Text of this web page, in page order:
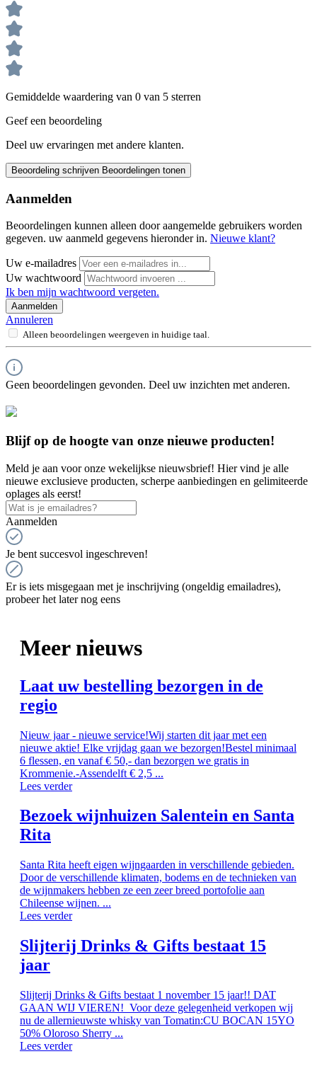
Gemiddelde waardering van 0 van 5 sterren
Geef een beoordeling
Deel uw ervaringen met andere klanten.
Beoordeling schrijven Beoordelingen tonen
Aanmelden
Beoordelingen kunnen alleen door aangemelde gebruikers worden
gegeven. uw aanmeld gegevens hieronder in. Nieuwe klant?
Uw e-mailadres
Uw wachtwoord
Ik ben mijn wachtwoord vergeten.
Aanmelden
Annuleren
Alleen beoordelingen weergeven in huidige taal.
Geen beoordelingen gevonden. Deel uw inzichten met anderen.
Blijf op de hoogte van onze nieuwe producten!
Meld je aan voor onze wekelijkse nieuwsbrief! Hier vind je alle
nieuwe exclusieve producten, scherpe aanbiedingen en gelimiteerde
oplages als eerst!
Aanmelden
Je bent succesvol ingeschreven!
Er is iets misgegaan met je inschrijving (ongeldig emailadres),
probeer het later nog eens
Meer nieuws
Laat uw bestelling bezorgen in de
regio
Nieuw jaar - nieuwe service!Wij starten dit jaar met een
nieuwe aktie! Elke vrijdag gaan we bezorgen!Bestel minimaal
6 flessen, en vanaf € 50,- dan bezorgen we gratis in
Krommenie.-Assendelft € 2,5 ...
Lees verder
Bezoek wijnhuizen Salentein en Santa
Rita
Santa Rita heeft eigen wijngaarden in verschillende gebieden.
Door de verschillende klimaten, bodems en de technieken van
de wijnmakers hebben ze een zeer breed portofolie aan
Chileense wijnen. ...
Lees verder
Slijterij Drinks & Gifts bestaat 15
jaar
Slijterij Drinks & Gifts bestaat 1 november 15 jaar!! DAT
GAAN WIJ VIEREN! Voor deze gelegenheid verkopen wij
nu de allernieuwste whisky van Tomatin:CU BOCAN 15YO
50% Oloroso Sherry ...
Lees verder